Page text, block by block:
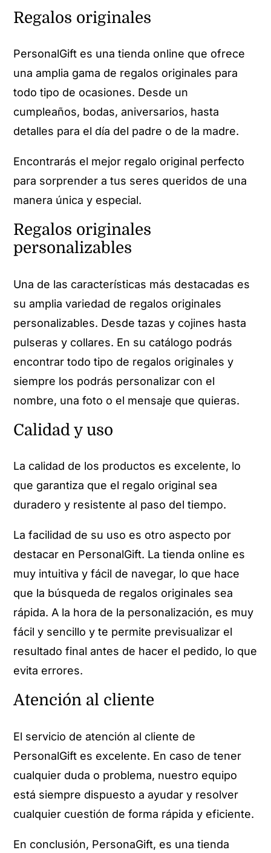
Regalos originales
PersonalGift es una tienda online que ofrece
una amplia gama de regalos originales para
todo tipo de ocasiones. Desde un
cumpleaños, bodas, aniversarios, hasta
detalles para el día del padre o de la madre.
Encontrarás el mejor regalo original perfecto
para sorprender a tus seres queridos de una
manera única y especial.
Regalos originales
personalizables
Una de las características más destacadas es
su amplia variedad de regalos originales
personalizables. Desde tazas y cojines hasta
pulseras y collares. En su catálogo podrás
encontrar todo tipo de regalos originales y
siempre los podrás personalizar con el
nombre, una foto o el mensaje que quieras.
Calidad y uso
La calidad de los productos es excelente, lo
que garantiza que el regalo original sea
duradero y resistente al paso del tiempo.
La facilidad de su uso es otro aspecto por
destacar en PersonalGift. La tienda online es
muy intuitiva y fácil de navegar, lo que hace
que la búsqueda de regalos originales sea
rápida. A la hora de la personalización, es muy
fácil y sencillo y te permite previsualizar el
resultado final antes de hacer el pedido, lo que
evita errores.
Atención al cliente
El servicio de atención al cliente de
PersonalGift es excelente. En caso de tener
cualquier duda o problema, nuestro equipo
está siempre dispuesto a ayudar y resolver
cualquier cuestión de forma rápida y eficiente.
En conclusión, PersonaGift, es una tienda